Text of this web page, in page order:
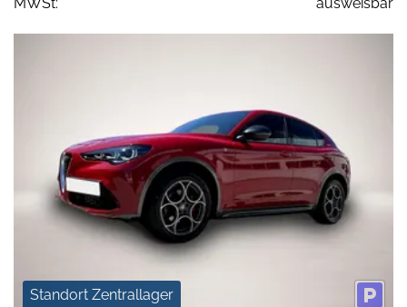
Standort Zentrallager